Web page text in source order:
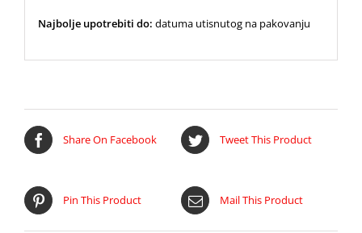
Najbolje upotrebiti do: datuma utisnutog na pakovanju
Share On Facebook Tweet This Product
Pin This Product Mail This Product